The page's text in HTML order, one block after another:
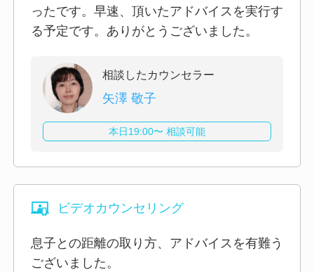
ったです。早速、頂いたアドバイスを実行す
る予定です。ありがとうございました。
相談したカウンセラー
矢澤 敬子
本日19:00〜 相談可能
ビデオカウンセリング
息子との距離の取り方、アドバイスを有難う
ございました。